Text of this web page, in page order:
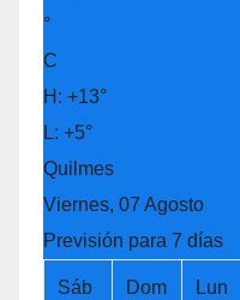
°
C
H: +13°
L: +5°
Quilmes
Viernes, 07 Agosto
Previsión para 7 días
Sáb Dom Lun